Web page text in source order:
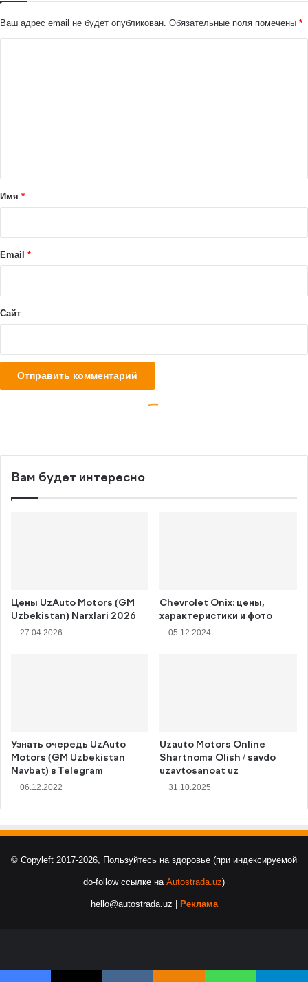
Вам будет интересно
Цены UzAuto Motors (GM
Uzbekistan) Narxlari 2026
27.04.2026
Chevrolet Onix: цены,
характеристики и фото
05.12.2024
Узнать очередь UzAuto
Motors (GM Uzbekistan
Navbat) в Telegram
06.12.2022
Uzauto Motors Online
Shartnoma Olish / savdo
uzavtosanoat uz
31.10.2025
© Copyleft 2017-2026, Пользуйтесь на здоровье (при индексируемой
do-follow ссылке на Autostrada.uz)
hello@autostrada.uz | Реклама